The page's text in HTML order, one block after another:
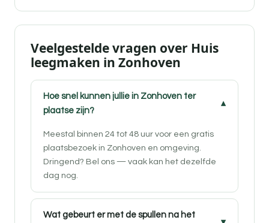
Veelgestelde vragen over Huis
leegmaken in Zonhoven
Hoe snel kunnen jullie in Zonhoven ter
plaatse zijn?
Meestal binnen 24 tot 48 uur voor een gratis
plaatsbezoek in Zonhoven en omgeving.
Dringend? Bel ons — vaak kan het dezelfde
dag nog.
Wat gebeurt er met de spullen na het